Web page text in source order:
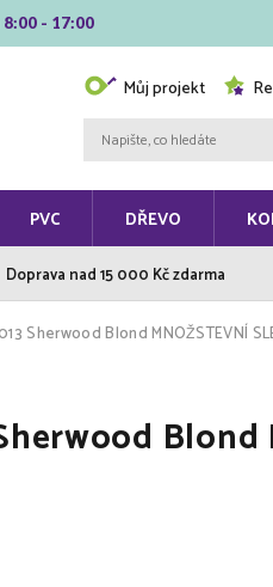
- 17:00
Můj projekt
PVC DŘEVO
Doprava nad 15 000 Kč zdarma
Sherwood Blond MNOŽSTEVNÍ
Blond